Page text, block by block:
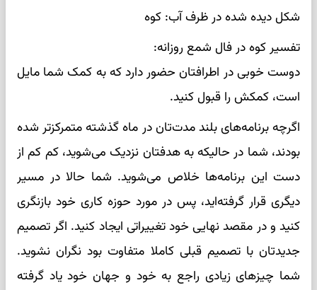
شکل دیده شده در ظرف آب: کوه
تفسیر کوه در فال شمع روزانه:
دوست خوبی در اطرافتان حضور دارد که به کمک شما مایل
است، کمکش را قبول کنید.
اگرچه برنامه‌های بلند مدت‌تان در ماه گذشته متمرکزتر شده
بودند، شما در حالیکه به هدفتان نزدیک می‌شوید، کم کم از
دست این برنامه‌ها خلاص می‌شوید. شما حالا در مسیر
دیگری قرار گرفته‌اید، پس در مورد حوزه کاری خود بازنگری
کنید و در مقصد نهایی خود تغییراتی ایجاد کنید. اگر تصمیم
جدیدتان با تصمیم قبلی کاملا متفاوت بود نگران نشوید.
شما چیزهای زیادی راجع به خود و جهان خود یاد گرفته